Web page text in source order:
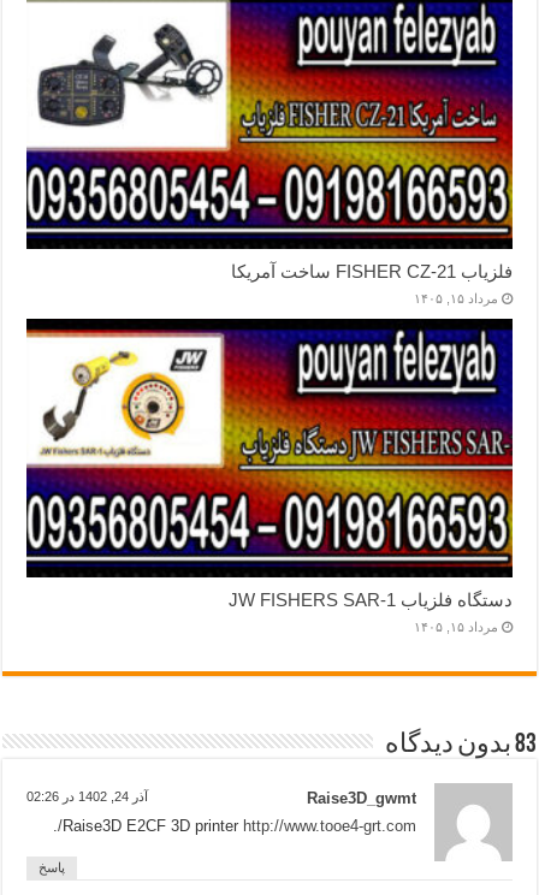
فلزیاب FISHER CZ-21 ساخت آمریکا
مرداد ۱۵, ۱۴۰۵
دستگاه فلزیاب JW FISHERS SAR-1
مرداد ۱۵, ۱۴۰۵
83 بدون دیدگاه
Raise3D_gwmt آذر 24, 1402 در 02:26
Raise3D E2CF 3D printer http://www.tooe4-grt.com/
.
پاسخ